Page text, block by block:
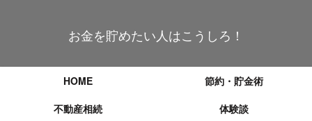
お金を貯めたい人はこうしろ！
HOME
節約・貯金術
不動産相続
体験談